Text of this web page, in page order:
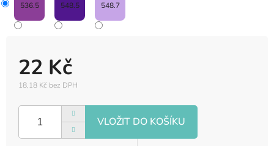
22 Kč
18,18 Kč bez DPH
cena:
536.5 548.5 548.7